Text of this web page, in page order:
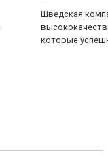
Шведская
которые